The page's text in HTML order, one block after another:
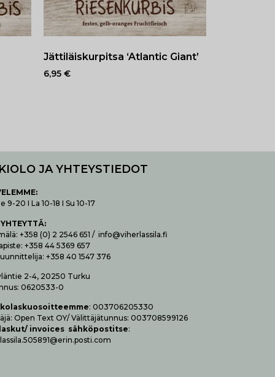
Jättiläiskurpitsa ‘Atlantic Giant’
6,95 €
JA YHTEYSTIEDOT
9-20 I La 10-18 I Su 10-17
:
+358 (0) 2 2546 651 / info@viherlassila.fi
+358 44 5369 657
+358 40 1547 376
2-4, 20250 Turku
0620533-0
: 003706205330
Open Text OY/ Vä­lit­tä­jä­tun­nus: 003708599126
las­kut/ invoices säh­kö­pos­tit­se: